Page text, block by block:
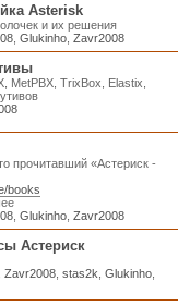
Asterisk
и их решения
, Glukinho, Zavr2008
MetPBX, TrixBox, Elastix,
прочитавший «Астериск -
books
, Glukinho, Zavr2008
Астериск
Zavr2008, stas2k Glukinho,